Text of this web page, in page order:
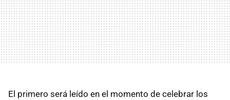
El primero será leído en el momento de celebrar los